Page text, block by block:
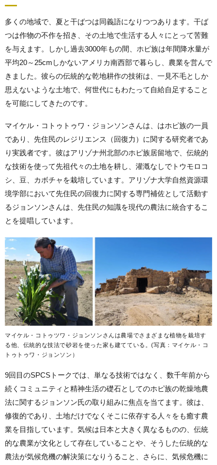
多くの地域で、夏と干ばつは同義語になりつつあります。干ば
つは作物の不作を招き、その土地で生活する人々にとって苦難
を与えます。しかし過去3000年もの間、ホピ族は年間降水量が
平均20～25cmしかないアメリカ南西部で暮らし、農業を営んで
きました。彼らの伝統的な乾地耕作の技術は、一見不毛としか
思えないような土地で、何世代にもわたって自給自足すること
を可能にしてきたのです。
マイケル・コトゥトゥワ・ジョンソンさんは、はホピ族の一員
であり、先住民のレジリエンス（回復力）に関する研究者であ
り実践者です。彼はアリゾナ州北部のホピ族居留地で、伝統的
な技術を使って先祖代々の土地を耕し、灌漑なしでトウモロコ
シ、豆、カボチャを栽培しています。アリゾナ大学自然資源環
境学部において先住民の回復力に関する専門補佐として活動す
るジョンソンさんは、先住民の知識を現代の農法に統合するこ
とを提唱しています。
マイケル・コトゥツワ・ジョンソンさんは農場でさまざまな植物を栽培す
る他、伝統的な技法で砂岩を使った家も建てている。(写真：マイケル・コ
トゥトゥワ・ジョンソン）
9回目のSPCSトークでは、単なる技術ではなく、数千年前から
続くコミュニティと精神生活の礎石としてのホピ族の乾燥地農
法に関するジョンソン氏の取り組みに焦点を当てます。彼は、
修復的であり、土地だけでなくそこに依存する人々をも癒す農
業を目指しています。気候は日本と大きく異なるものの、伝統
的な農業が文化として存在していることや、そうした伝統的な
農法が気候危機の解決策になりうること、さらに、気候危機に